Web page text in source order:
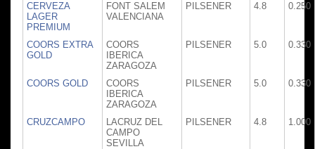
CERVEZA
LAGER
PREMIUM
FONT SALEM
VALENCIANA
PILSENER 4.8 0.250
COORS EXTRA
GOLD
COORS
IBERICA
ZARAGOZA
PILSENER 5.0 0.330
COORS GOLD
COORS
IBERICA
ZARAGOZA
PILSENER 5.0 0.330
CRUZCAMPO
LACRUZ DEL
CAMPO
SEVILLA
PILSENER 4.8 1.000